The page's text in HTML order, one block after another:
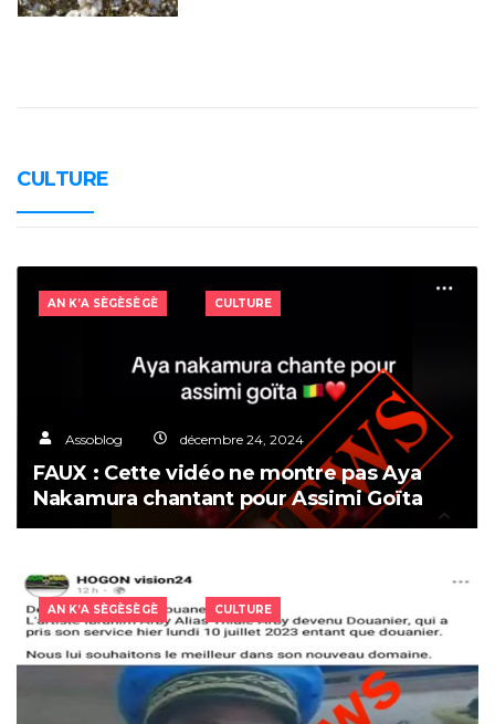
CULTURE
Assoblog décembre 24, 2024
FAUX : Cette vidéo ne montre pas Aya
Nakamura chantant pour Assimi Goïta